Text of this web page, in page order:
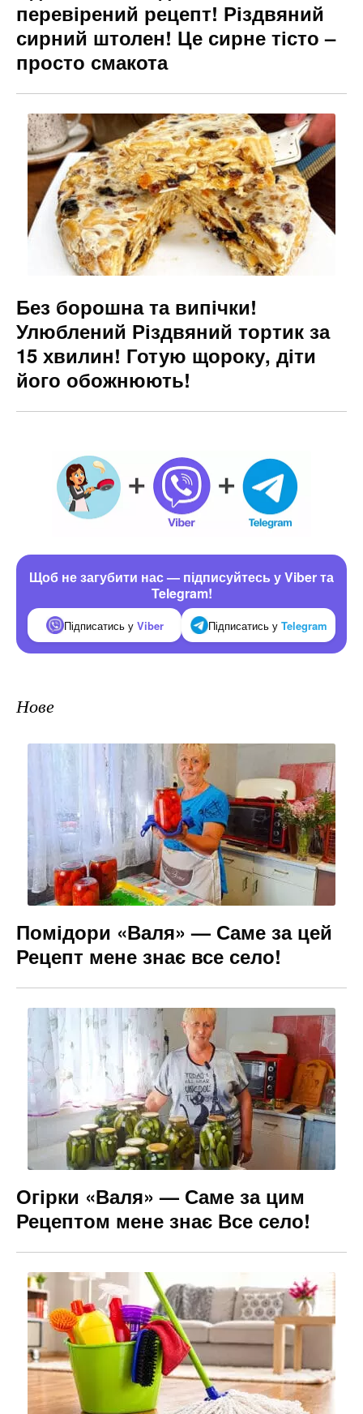
перевірений рецепт! Різдвяний
сирний штолен! Це сирне тісто –
просто смакота
Без борошна та випічки!
Улюблений Різдвяний тортик за
15 хвилин! Готую щороку, діти
його обожнюють!
Щоб не загубити нас — підписуйтесь у Viber та
Telegram!
Підписатись у Viber Підписатись у Telegram
Нове
Помідори «Валя» — Саме за цей
Рецепт мене знає все село!
Огірки «Валя» — Саме за цим
Рецептом мене знає Все село!